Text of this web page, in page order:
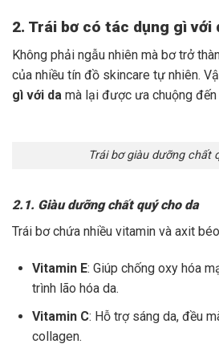
2. Trái bơ có tác dụng gì với
Không phải ngẫu nhiên mà bơ trở
của nhiều tín đồ skincare tự nhiên.
gì với da mà lại được ưa chuộng đến
Trái bơ giàu dưỡng chất
2.1. Giàu dưỡng chất quý cho da
Trái bơ chứa nhiều vitamin và axit
Vitamin E: Giúp chống oxy hóa
trình lão hóa da.
Vitamin C: Hỗ trợ sáng da, đều
collagen.